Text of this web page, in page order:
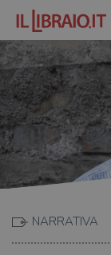
NARRATIVA